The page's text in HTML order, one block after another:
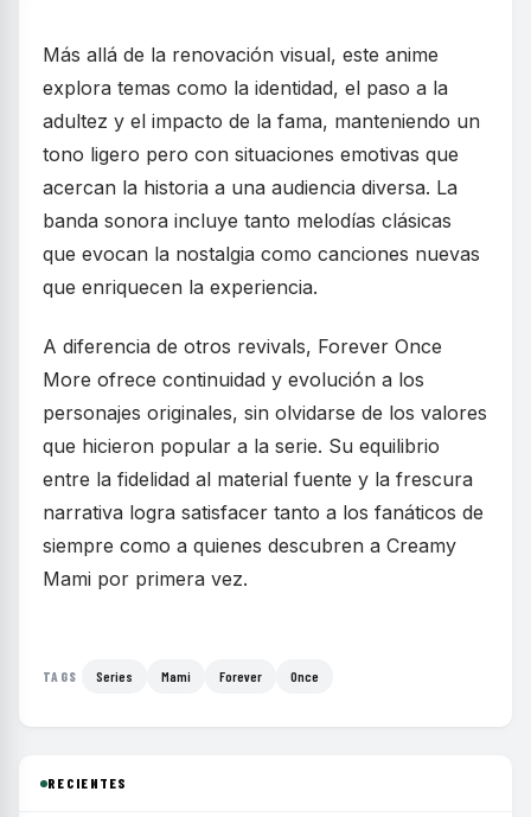
Más allá de la renovación visual, este anime
explora temas como la identidad, el paso a la
adultez y el impacto de la fama, manteniendo un
tono ligero pero con situaciones emotivas que
acercan la historia a una audiencia diversa. La
banda sonora incluye tanto melodías clásicas
que evocan la nostalgia como canciones nuevas
que enriquecen la experiencia.
A diferencia de otros revivals, Forever Once
More ofrece continuidad y evolución a los
personajes originales, sin olvidarse de los valores
que hicieron popular a la serie. Su equilibrio
entre la fidelidad al material fuente y la frescura
narrativa logra satisfacer tanto a los fanáticos de
siempre como a quienes descubren a Creamy
Mami por primera vez.
TAGS Series Mami Forever Once
RECIENTES